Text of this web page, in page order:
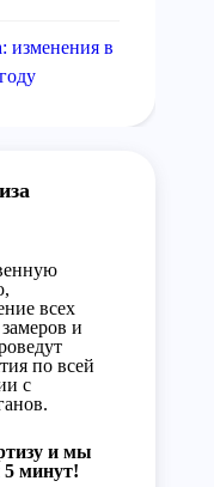
изменения в
всех
и
по всей
с
и мы
5 минут!